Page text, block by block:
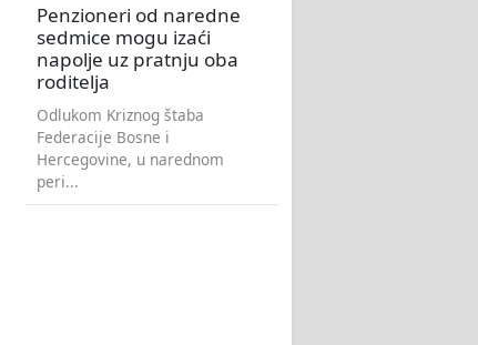
Penzioneri od naredne
sedmice mogu izaći
napolje uz pratnju oba
roditelja
Odlukom Kriznog štaba
Federacije Bosne i
Hercegovine, u narednom
peri...